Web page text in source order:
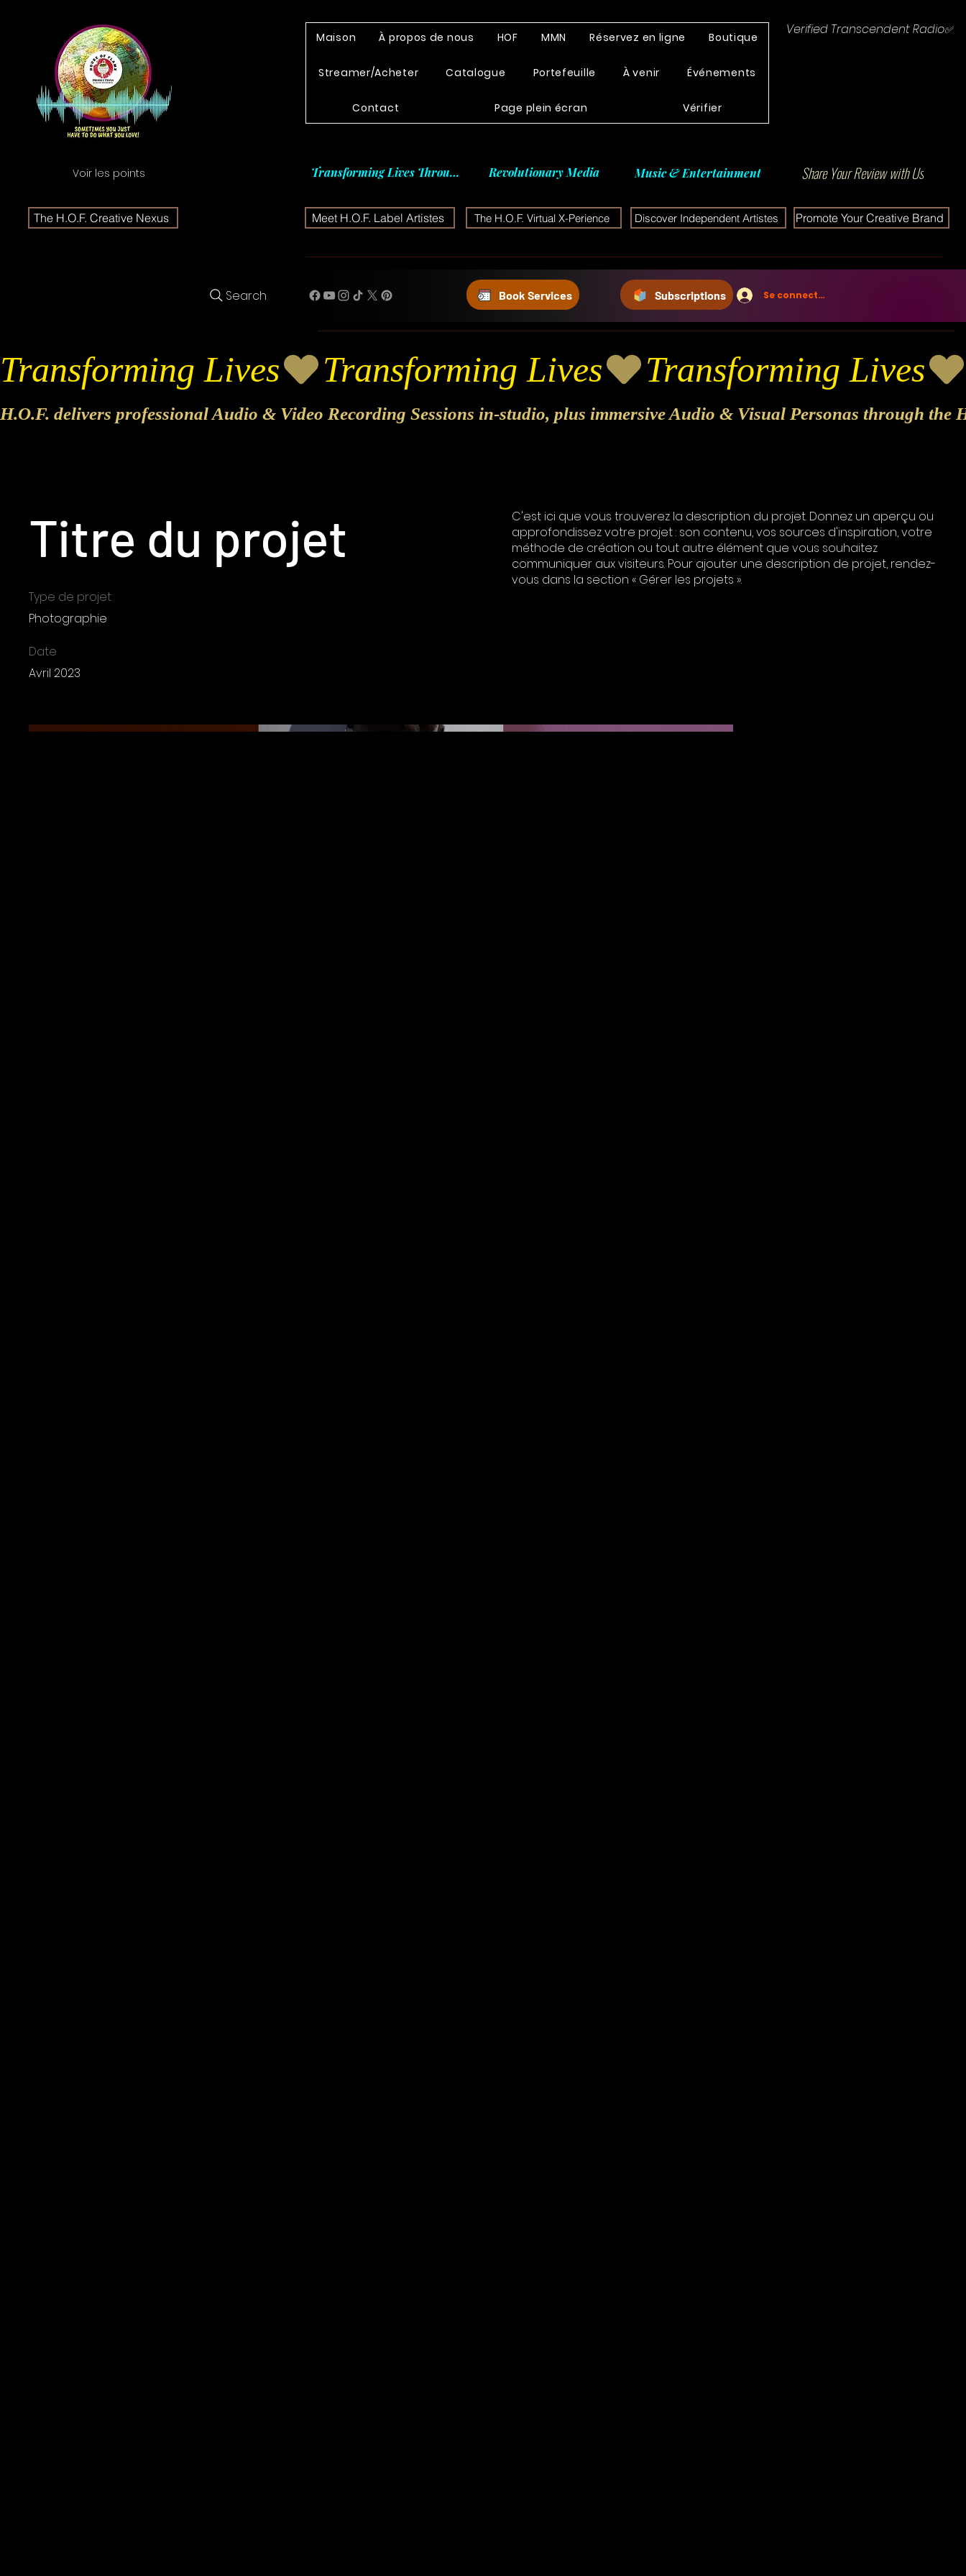
Voir les points
The H.O.F. Creative Nexus
Maison À propos de nous HOF MMN Réservez en ligne Boutique
Streamer/Acheter Catalogue Portefeuille À venir Événements
Contact Page plein écran Vérifier
Verified Transcendent Radio✅
Transforming Lives Through Revolutionary Media Music & Entertainment Share Your Review with Us
Meet H.O.F. Label Artistes The H.O.F. Virtual X-Perience Discover Independent Artistes Promote Your Creative Brand
Search Book Services Subscriptions Se connecter
Transforming Lives
H.O.F. delivers professional Audio & Video Recording Sessions in-studio, plus immersive Audio & Visual Personas through the
Titre du projet
Type de projet
Photographie
Date
Avril 2023
C'est ici que vous trouverez la description du projet. Donnez un aperçu ou
approfondissez votre projet : son contenu, vos sources d'inspiration, votre
méthode de création ou tout autre élément que vous souhaitez
communiquer aux visiteurs. Pour ajouter une description de projet, rendez-
vous dans la section « Gérer les projets ».